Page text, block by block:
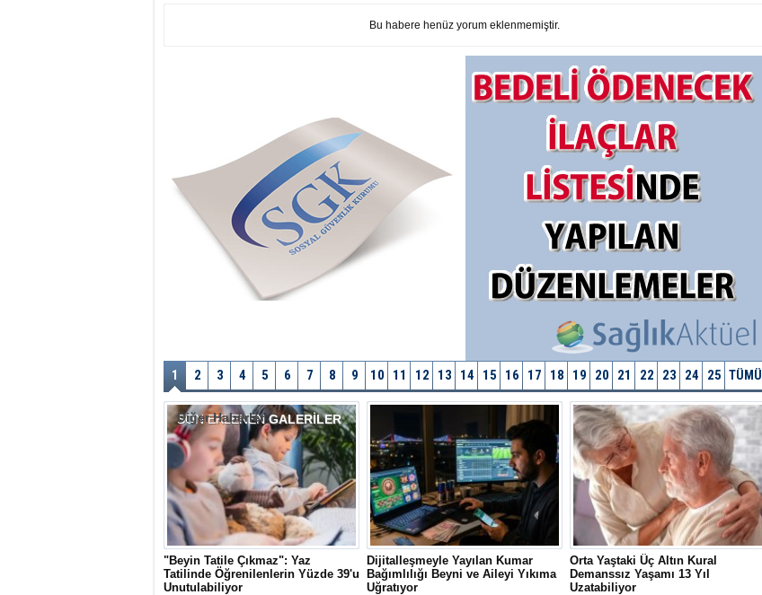
Bu habere henüz yorum eklenmemiştir.
1 2 3 4 5 6 7 8 9 10 11 12 13 14 15 16 17 18 19 20 21 22 23 24 25 TÜMÜ
SON EKLENENGALERİLER
Diğer Haberler
"Beyin Tatile Çıkmaz": Yaz
Tatilinde Öğrenilenlerin Yüzde 39'u
Unutulabiliyor
Dijitalleşmeyle Yayılan Kumar
Bağımlılığı Beyni ve Aileyi Yıkıma
Uğratıyor
Orta Yaştaki Üç Altın Kural
Demanssız Yaşamı 13 Yıl
Uzatabiliyor